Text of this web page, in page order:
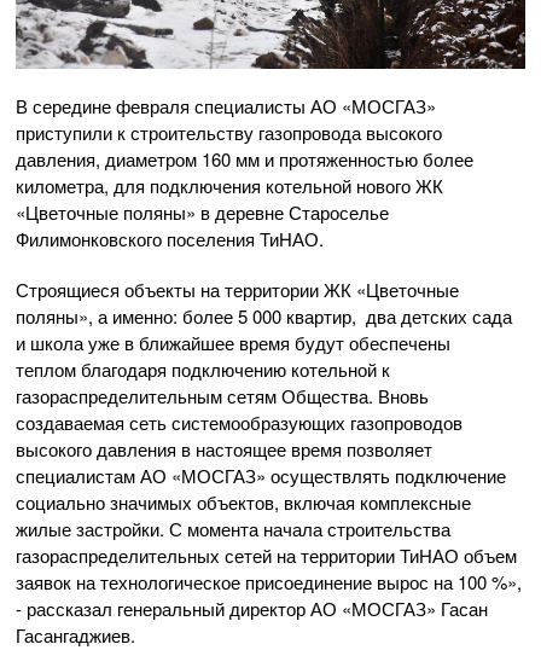
В середине февраля специалисты АО «МОСГАЗ»
приступили к строительству газопровода высокого
давления, диаметром 160 мм и протяженностью более
километра, для подключения котельной нового ЖК
«Цветочные поляны» в деревне Староселье
Филимонковского поселения ТиНАО.
Строящиеся объекты на территории ЖК «Цветочные
поляны», а именно: более 5 000 квартир, два детских сада
и школа уже в ближайшее время будут обеспечены
теплом благодаря подключению котельной к
газораспределительным сетям Общества. Вновь
создаваемая сеть системообразующих газопроводов
высокого давления в настоящее время позволяет
специалистам АО «МОСГАЗ» осуществлять подключение
социально значимых объектов, включая комплексные
жилые застройки. С момента начала строительства
газораспределительных сетей на территории ТиНАО объем
заявок на технологическое присоединение вырос на 100 %»,
- рассказал генеральный директор АО «МОСГАЗ» Гасан
Гасангаджиев.